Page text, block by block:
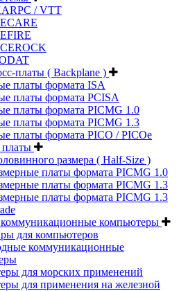
/ VTT
платы ( Backplane )
платы формата ISA
платы формата PCISA
платы формата PICMG 1.0
платы формата PICMG 1.3
платы формата PICO / PICOe
размера ( Half-Size )
платы формата PICMG 1.0
платы формата PICMG 1.3
платы формата PICMG 1.3
компьютеры
для компьютеров
коммуникационные
для морских применений
для применения на железной